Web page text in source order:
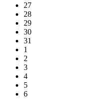
27
28
29
30
31
1
2
3
4
5
6